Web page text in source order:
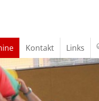
Kontakt Links